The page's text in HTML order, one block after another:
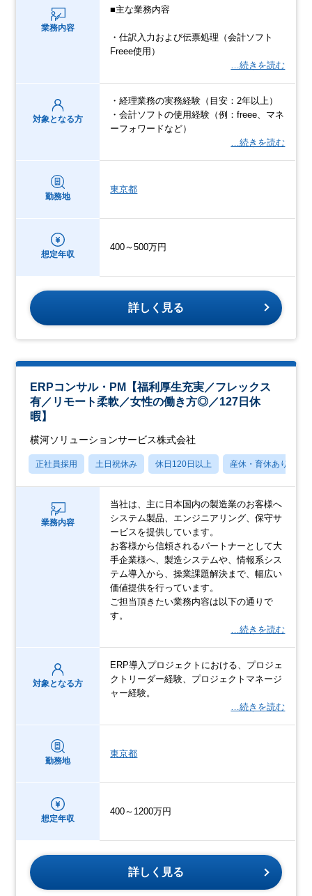
業務内容
■主な業務内容
・仕訳入力および伝票処理（会計ソフト
Freee使用）
…続きを読む
対象となる方
・経理業務の実務経験（目安：2年以上）
・会計ソフトの使用経験（例：freee、マネ
ーフォワードなど）
…続きを読む
勤務地
東京都
想定年収
400～500万円
詳しく見る
ERPコンサル・PM【福利厚生充実／フレックス
有／リモート柔軟／女性の働き方◎／127日休
暇】
横河ソリューションサービス株式会社
正社員採用 土日祝休み 休日120日以上 産休・育休あり
業務内容
当社は、主に日本国内の製造業のお客様へ
システム製品、エンジニアリング、保守サ
ービスを提供しています。
お客様から信頼されるパートナーとして大
手企業様へ、製造システムや、情報系シス
テム導入から、操業課題解決まで、幅広い
価値提供を行っています。
ご担当頂きたい業務内容は以下の通りで
す。
…続きを読む
対象となる方
ERP導入プロジェクトにおける、プロジェ
クトリーダー経験、プロジェクトマネージ
ャー経験。​
…続きを読む
勤務地
東京都
想定年収
400～1200万円
詳しく見る